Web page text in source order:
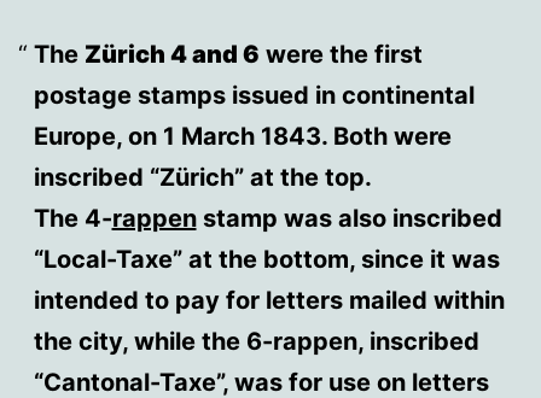
The Zürich 4 and 6 were the first
postage stamps issued in continental
Europe, on 1 March 1843. Both were
inscribed “Zürich” at the top.
The 4-rappenstamp was also inscribed
“Local-Taxe” at the bottom, since it was
intended to pay for letters mailed within
the city, while the 6-rappen, inscribed
“Cantonal-Taxe”, was for use on letters